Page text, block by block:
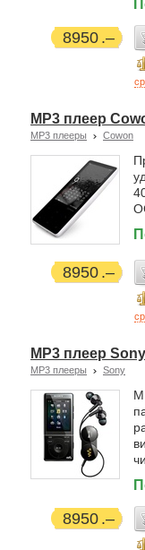
8950
MP3 плеер
MP3 плееры Cowon
8950
MP3 плеер
MP3 плееры Sony
8950